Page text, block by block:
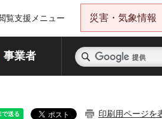
覧支援メニュー 災害・気象情報
事業者
印刷用ページを